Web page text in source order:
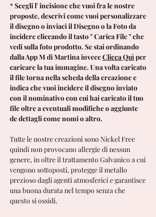
* Scegli l' incisione che vuoi fra le nostre
proposte, descrivi come vuoi personalizzare
il disegno o inviaci il Disegno o la Foto da
incidere cliccando il tasto " Carica File " che
vedi sulla foto prodotto. Se stai ordinando
dalla App M di Martina inveceClicca Quìper
caricare la tua immagine. Una volta caricato
il file torna nella scheda della creazione e
indica che vuoi incidere il disegno inviato
con il nominativo con cui hai caricato il tuo
file oltre a eventuali modifiche o aggiunte
de dettagli come nomi o altro.
Tutte le nostre creazioni sono Nickel Free
quindi non provocano allergie di nessun
genere, in oltre il trattamento Galvanico a cui
vengono sottoposti, protegge il metallo
prezioso dagli agenti atmosferici e garantisce
una buona durata nel tempo senza che
questo si ossidi.